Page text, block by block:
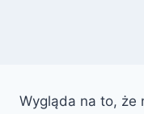
Wygląda na to, że